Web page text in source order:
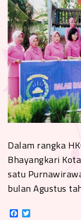
Dalam rangka
Bhayangkari
satu
bulan Agustus
Facebook